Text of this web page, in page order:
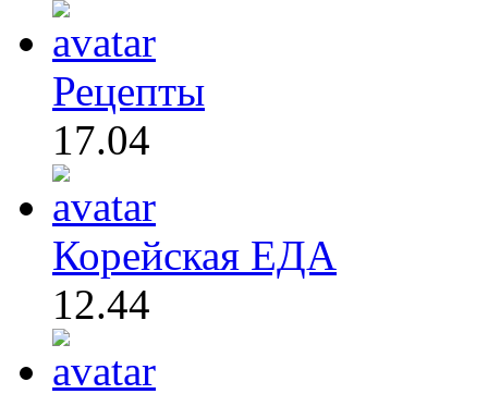
Рецепты
17.04
Корейская ЕДА
12.44